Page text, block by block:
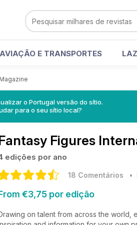
AVIAÇÃO E TRANSPORTES
o Portugal versão do sítio.
para o seu sítio local?
Figures
edições por ano
18 Comentários •
€3,75 por edição
on talent from across the world,